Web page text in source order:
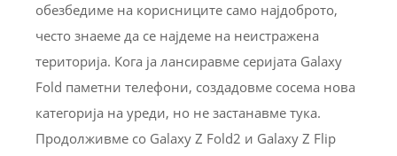
обезбедиме на корисниците само најдоброто,
често знаеме да се најдеме на неистражена
територија. Кога ја лансиравме серијата Galaxy
Fold паметни телефони, создадовме сосема нова
категорија на уреди, но не застанавме тука.
Продолживме со Galaxy Z Fold2 и Galaxy Z Flip